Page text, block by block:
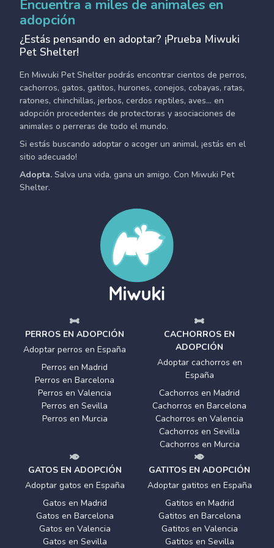
Encuentra a miles de animales en
adopción
¿Estás pensando en adoptar? ¡Prueba Miwuki
Pet Shelter!
En Miwuki Pet Shelter podrás encontrar cientos de perros,
cachorros, gatos, gatitos, hurones, conejos, cobayas, ratas,
ratones, chinchillas, jerbos, cerdos reptiles, aves... en
adopción procedentes de protectoras y asociaciones de
animales o perreras de todo el mundo.
Si estás buscando adoptar o acoger un animal, ¡estás en el
sitio adecuado!
Adopta. Salva una vida, gana un amigo. Con Miwuki Pet
Shelter.
PERROS EN ADOPCIÓN
Adoptar perros en España
Perros en Madrid
Perros en Barcelona
Perros en Valencia
Perros en Sevilla
Perros en Murcia
CACHORROS EN
ADOPCIÓN
Adoptar cachorros en
España
Cachorros en Madrid
Cachorros en Barcelona
Cachorros en Valencia
Cachorros en Sevilla
Cachorros en Murcia
GATOS EN ADOPCIÓN
Adoptar gatos en España
Gatos en Madrid
Gatos en Barcelona
Gatos en Valencia
Gatos en Sevilla
GATITOS EN ADOPCIÓN
Adoptar gatitos en España
Gatitos en Madrid
Gatitos en Barcelona
Gatitos en Valencia
Gatitos en Sevilla